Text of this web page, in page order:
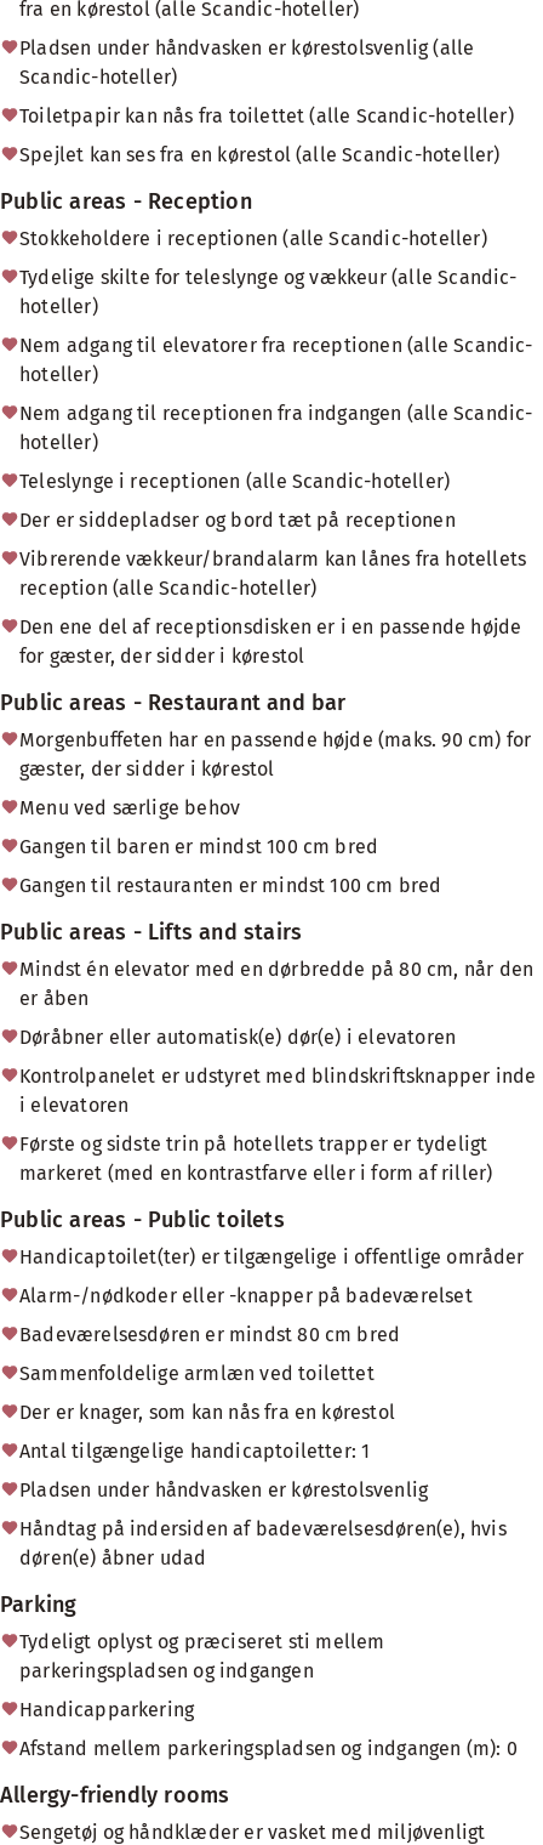
fra en kørestol (alle Scandic-hoteller)
Pladsen under håndvasken er kørestolsvenlig (alle
Scandic-hoteller)
Toiletpapir kan nås fra toilettet (alle Scandic-hoteller)
Spejlet kan ses fra en kørestol (alle Scandic-hoteller)
Public areas - Reception
Stokkeholdere i receptionen (alle Scandic-hoteller)
Tydelige skilte for teleslynge og vækkeur (alle Scandic-
hoteller)
Nem adgang til elevatorer fra receptionen (alle Scandic-
hoteller)
Nem adgang til receptionen fra indgangen (alle Scandic-
hoteller)
Teleslynge i receptionen (alle Scandic-hoteller)
Der er siddepladser og bord tæt på receptionen
Vibrerende vækkeur/brandalarm kan lånes fra hotellets
reception (alle Scandic-hoteller)
Den ene del af receptionsdisken er i en passende højde
for gæster, der sidder i kørestol
Public areas - Restaurant and bar
Morgenbuffeten har en passende højde (maks. 90 cm) for
gæster, der sidder i kørestol
Menu ved særlige behov
Gangen til baren er mindst 100 cm bred
Gangen til restauranten er mindst 100 cm bred
Public areas - Lifts and stairs
Mindst én elevator med en dørbredde på 80 cm, når den
er åben
Døråbner eller automatisk(e) dør(e) i elevatoren
Kontrolpanelet er udstyret med blindskriftsknapper inde
i elevatoren
Første og sidste trin på hotellets trapper er tydeligt
markeret (med en kontrastfarve eller i form af riller)
Public areas - Public toilets
Handicaptoilet(ter) er tilgængelige i offentlige områder
Alarm-/nødkoder eller -knapper på badeværelset
Badeværelsesdøren er mindst 80 cm bred
Sammenfoldelige armlæn ved toilettet
Der er knager, som kan nås fra en kørestol
Antal tilgængelige handicaptoiletter: 1
Pladsen under håndvasken er kørestolsvenlig
Håndtag på indersiden af badeværelsesdøren(e), hvis
døren(e) åbner udad
Parking
Tydeligt oplyst og præciseret sti mellem
parkeringspladsen og indgangen
Handicapparkering
Afstand mellem parkeringspladsen og indgangen (m): 0
Allergy-friendly rooms
Sengetøj og håndklæder er vasket med miljøvenligt